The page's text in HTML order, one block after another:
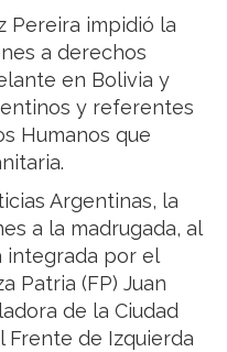
Pereira impidió la
a derechos
en Bolivia y
y referentes
Humanos que
Argentinas, la
a la madrugada, al
integrada por el
Patria (FP) Juan
de la Ciudad
de Izquierda